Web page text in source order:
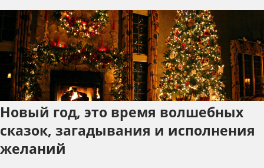
Новый год, это время волшебных
сказок, загадывания и исполнения
желаний